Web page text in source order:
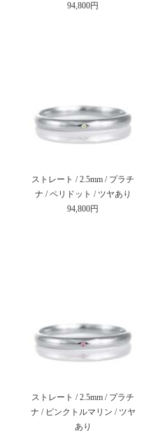
94,800円
ストレート / 2.5mm / プラチ
ナ / ペリドット / ツヤあり
94,800円
ストレート / 2.5mm / プラチ
ナ / ピンクトルマリン / ツヤ
あり